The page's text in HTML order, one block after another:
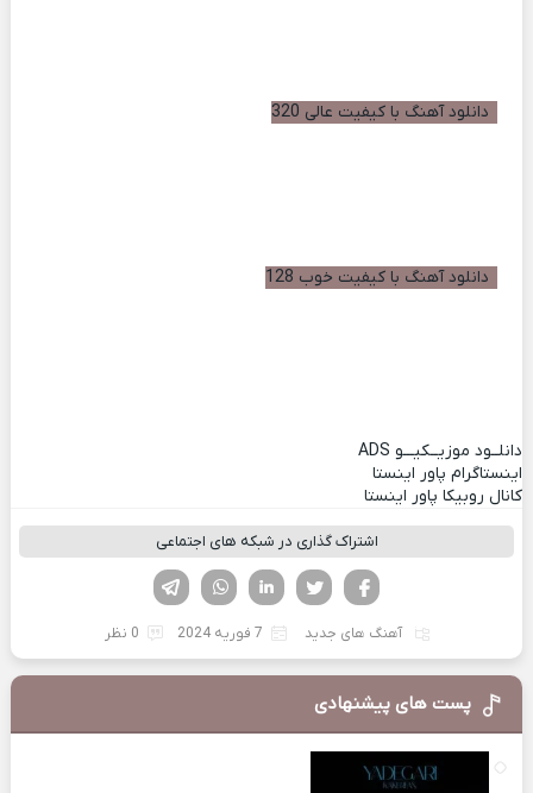
دانلود آهنگ با کیفیت عالی 320
دانلود آهنگ با کیفیت خوب 128
دانلــود موزیــکیـــو ADS
اینستاگرام پاور اینستا
کانال روبیکا پاور اینستا
اشتراک گذاری در شبکه های اجتماعی
لینکدین تویتر
فیسوک
آهنگ های جدید 7 فوریه 2024 0 نظر
پست های پیشنهادی